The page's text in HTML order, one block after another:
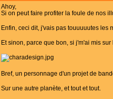
Ahoy,
Si on peut faire profiter la foule de nos
Enfin, ceci dit, j'vais pas touuuuutes les
Et sinon, parce que bon, si j'm'ai mis
Bref, un personnage d'un projet de
Sur une autre planète, et tout et tout.